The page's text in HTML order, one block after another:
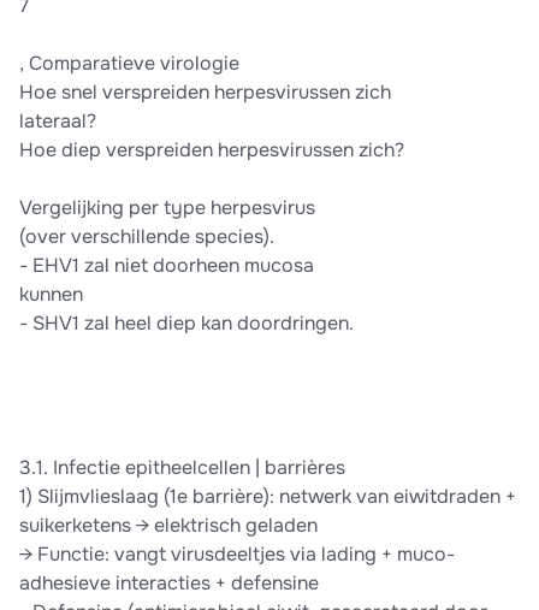
7
, Comparatieve virologie
Hoe snel verspreiden herpesvirussen zich
lateraal?
Hoe diep verspreiden herpesvirussen zich?
Vergelijking per type herpesvirus
(over verschillende species).
- EHV1 zal niet doorheen mucosa
kunnen
- SHV1 zal heel diep kan doordringen.
3.1. Infectie epitheelcellen | barrières
1) Slijmvlieslaag (1e barrière): netwerk van eiwitdraden +
suikerketens → elektrisch geladen
→ Functie: vangt virusdeeltjes via lading + muco-
adhesieve interacties + defensine